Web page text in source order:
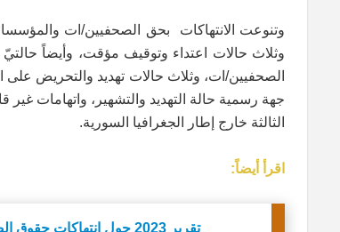
وتنوعت الانتهاكات بحق الصحفيين/ات
وثلاث حالات اعتداء وتوقيف مؤقت، وأيضاً
الصحفيين/ات، وثلاث حالات تهديد والتحريض
جهة رسمية حالة التهديد والتشهير، واتهامات غير
الثالثة خارج إطار الجغرافيا السورية.
اقرأ أيضاً:
تقرير 2023 حول انتهاكات حقوق الصحفيين الكرد في سوريا